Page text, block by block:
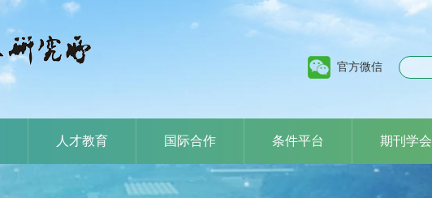
官方微信
人才教育 国际合作 条件平台 期刊学会